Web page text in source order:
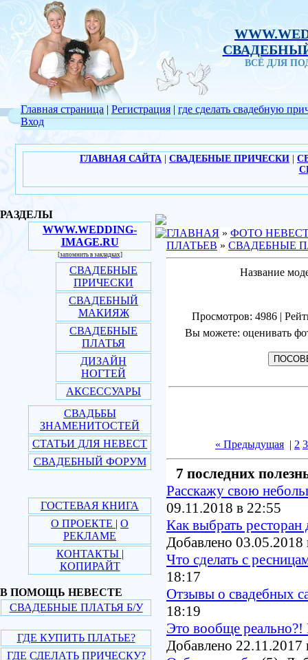
ВСЁ ДЛЯ
Главная страница | Регистрация |
Вход
где сделать свадебную
ГЛАВНАЯ САЙТА СВАДЕБНЫЕ ПРИЧЕСКИ
РАЗДЕЛЫ
WWW.WEDDING-
IMAGE.RU
[запомнить в закладках]
СВАДЕБНЫЕ
ПРИЧЕСКИ
СВАДЕБНЫЙ
МАКИЯЖ
СВАДЕБНЫЕ
ПЛАТЬЯ
ДИЗАЙН
НОГТЕЙ
АКСЕССУАРЫ
СВАДЬБЫ
ЗНАМЕНИТОСТЕЙ
СТАТЬИ ДЛЯ НЕВЕСТ
СВАДЕБНЫЙ ФОРУМ
ГОСТЕВАЯ КНИГА
О ПРОЕКТЕ | О
РЕКЛАМЕ
КОНТАКТЫ |
КОПИРАЙТ
В ПОМОЩЬ НЕВЕСТЕ
СВАДЕБНЫЕ ПЛАТЬЯ Б/У
ГДЕ КУПИТЬ ПЛАТЬЕ?
ГДЕ СДЕЛАТЬ ПРИЧЕСКУ?
ГЛАВНАЯ » ФОТО
ПЛАТЬЕВ » СВАДЕБНЫЕ
Название
Просмотров: 4986 |
Вы можете: оценивать
« Предыдущая | 2 3
7 последних
Расскажу свою
09.11.2018 в 22:55
Как выбрать
Добавлено 03.05.2018
Что сделать с
18:17
Отзывы о свадебных
18:19
Это вообще реально?!
Добавлено 22.11.2017